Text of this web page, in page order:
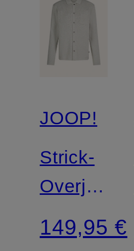
JOOP!
Strick-
Overjacket
ACO
149,95 €